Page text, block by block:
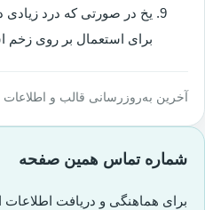
یخ در صورتی که درد زیادی
برای استعمال بر روی زخم
آخرین به‌روزرسانی قالب و اطلاعات صفحه: ۳۰
شماره تماس همین صفحه
برای هماهنگی و دریافت اطلاعات